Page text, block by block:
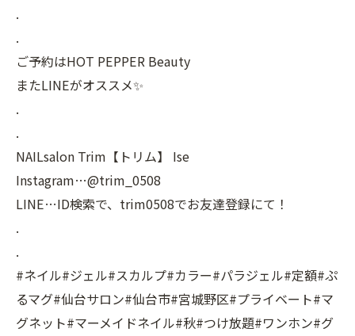
.
.
ご予約はHOT PEPPER Beauty
またLINEがオススメ✨
.
.
NAILsalon Trim【トリム】 Ise
Instagram…@trim_0508
LINE…ID検索で、trim0508でお友達登録にて！
.
.
#ネイル#ジェル#スカルプ#カラー#パラジェル#定額#ぷ
るマグ#仙台サロン#仙台市#宮城野区#プライベート#マ
グネット#マーメイドネイル#秋#つけ放題#ワンホン#グ